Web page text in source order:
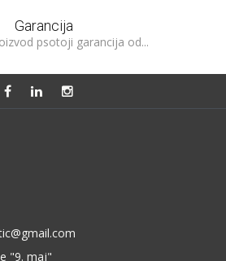
Garancija
psotoji garancija od...
"9. maj"